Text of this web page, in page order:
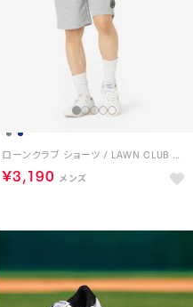
ローンクラブ ショーツ / LAWN CLUB SHORT （グレー）
￥3,190